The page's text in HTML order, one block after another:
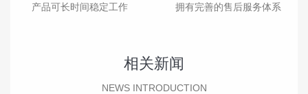
产品可长时间稳定工作 拥有完善的售后服务体系
相关新闻
NEWS INTRODUCTION